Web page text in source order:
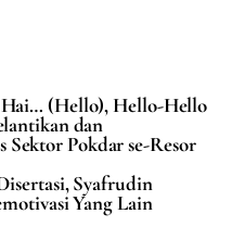
Hai… (Hello), Hello-Hello
dan
Sektor Pokdar se-Resor
Syafrudin
Yang Lain